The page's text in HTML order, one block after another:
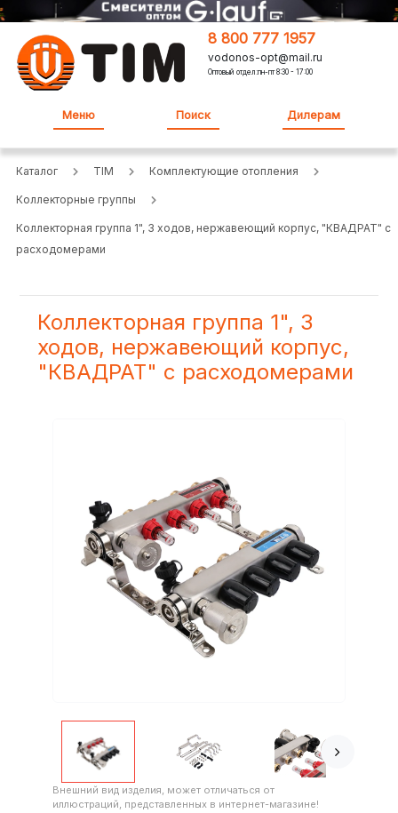
8 800 777 1957
vodonos-opt@mail.ru
Оптовый отдел:пн-пт 8:30 - 17:00
Меню Поиск Дилерам
Каталог TIM Комплектующие отопления
Коллекторные группы
Коллекторная группа 1", 3 ходов, нержавеющий корпус, "КВАДРАТ" с
расходомерами
Коллекторная группа 1", 3
ходов, нержавеющий корпус,
"КВАДРАТ" с расходомерами
Внешний вид изделия, может отличаться от
иллюстраций, представленных в интернет-магазине!